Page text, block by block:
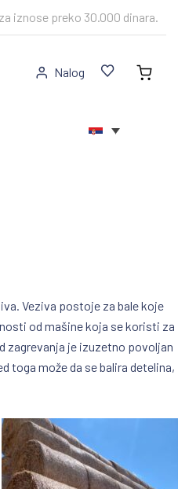
iznose preko 30.000 dinara.
Nalog
Veziva postoje za bale koje
od mašine koja se koristi za
zagrevanja je izuzetno povoljan
toga može da se balira detelina,